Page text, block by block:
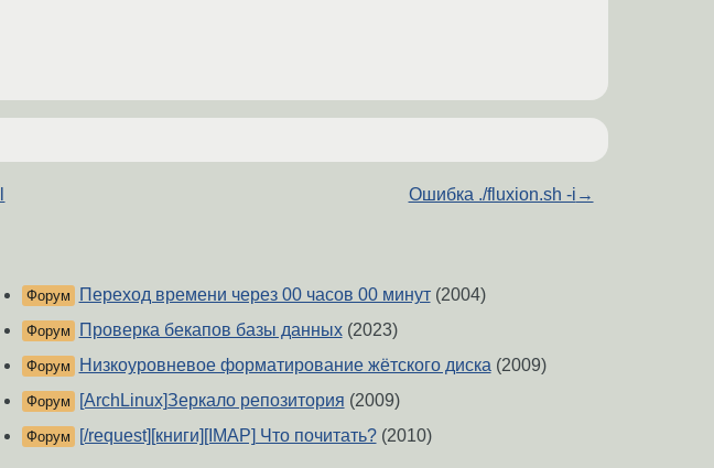
Ошибка ./fluxion.sh -i →
Форум Переход времени через 00 часов 00 минут(2004)
Форум Проверка бекапов базы данных(2023)
Форум Низкоуровневое форматирование жётского диска(2009)
Форум [ArchLinux]Зеркало репозитория (2009)
Форум [/request][книги][IMAP] Что почитать?(2010)